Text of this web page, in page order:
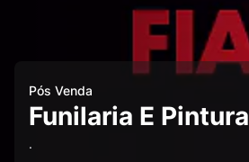
Pós Venda
Funilaria E Pintura
.